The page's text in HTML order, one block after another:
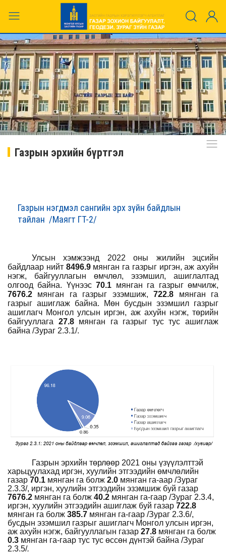
Газрын эрхийн бүртгэл
Газрын нэгдмэл сангийн эрх зүйн байдлын
тайлан /Маягт ГТ-2/
Улсын хэмжээнд 2022 оны жилийн эцсийн
байдлаар нийт 8496.9 мянган га газрыг иргэн, аж ахуйн
нэгж, байгууллагын өмчлөл, эзэмшил, ашиглалтад
олгоод байна. Үүнээс70.1 мянган га газрыгөмчилж,
7676.2 мянган га газрыг эзэмшиж,722.8 мянган
га
газрыг ашиглаж байна. Мөн бусдын эзэмшил газрыг
ашиглагч Монгол улсын иргэн, аж ахуйн нэгж, төрийн
байгууллага 27.8 мянган га газрыг тус тус ашиглаж
байна /Зураг 2.3.1/.
Газрын эрхийн төрлөөр 2021 оны үзүүлэлттэй
харьцуулахад иргэн, хуулийн этгээдийн өмчлөлийн
газар 70.1 мянган га болж 2.0 мянган га-аар /Зураг
2.3.3/, иргэн, хуулийн этгээдийн эзэмшиж буй газар
7676.2 мянган га болж 40.2 мянган га-гаар /Зураг 2.3.4,
иргэн, хуулийн этгээдийн ашиглаж буй газар 722.8
мянган га болж 385.7 мянган га-гаар /Зураг 2.3.6/,
бусдын эзэмшил газрыг ашиглагч Монгол улсын иргэн,
аж ахуйн нэгж, байгууллагын газар 27.8 мянган га болж
0.3 мянган га-гаар тус тус өссөн дүнтэй байна /Зураг
2.3.5/.